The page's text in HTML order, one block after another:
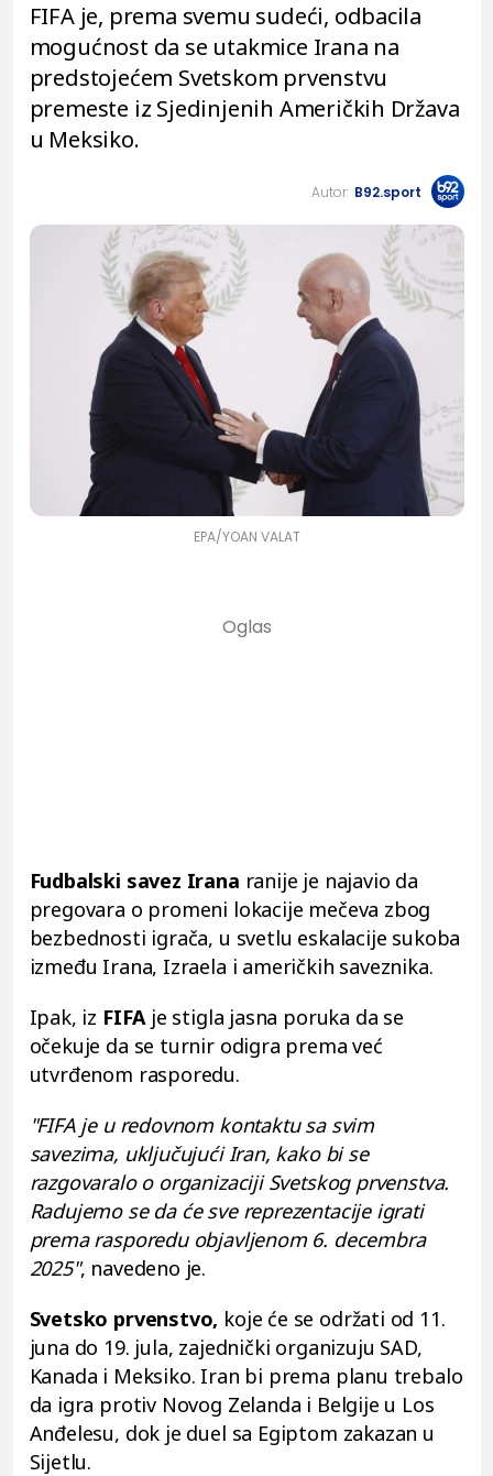
FIFA je, prema svemu sudeći, odbacila
mogućnost da se utakmice Irana na
predstojećem Svetskom prvenstvu
premeste iz Sjedinjenih Američkih Država
u Meksiko.
Autor: B92.sport
EPA/YOAN VALAT
Fudbalski savez Irana ranije je najavio da
pregovara o promeni lokacije mečeva zbog
bezbednosti igrača, u svetlu eskalacije sukoba
između Irana, Izraela i američkih saveznika.
Ipak, iz FIFA je stigla jasna poruka da se
očekuje da se turnir odigra prema već
utvrđenom rasporedu.
"FIFA je u redovnom kontaktu sa svim
savezima, uključujući Iran, kako bi se
razgovaralo o organizaciji Svetskog prvenstva.
Radujemo se da će sve reprezentacije igrati
prema rasporedu objavljenom 6. decembra
2025", navedeno je.
Svetsko prvenstvo, koje će se održati od 11.
juna do 19. jula, zajednički organizuju SAD,
Kanada i Meksiko. Iran bi prema planu trebalo
da igra protiv Novog Zelanda i Belgije u Los
Anđelesu, dok je duel sa Egiptom zakazan u
Sijetlu.